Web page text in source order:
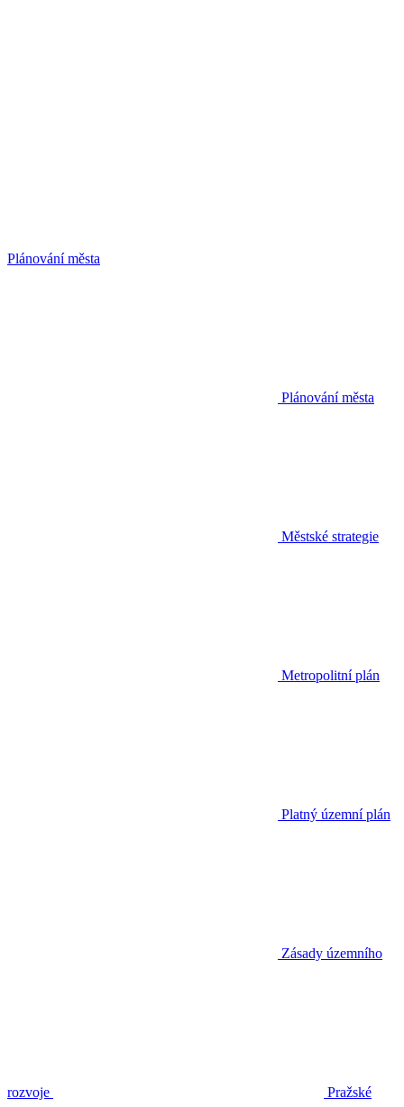
Plánování města
Plánování města
Městské strategie
Metropolitní plán
Platný územní plán
Zásady územního
rozvoje Pražské